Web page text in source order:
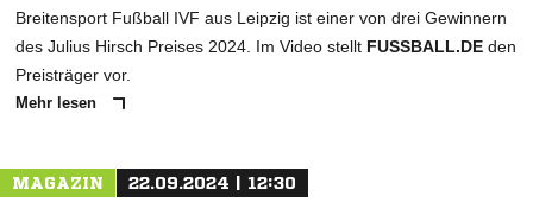
Breitensport Fußball IVF aus Leipzig ist einer von drei Gewinnern
des Julius Hirsch Preises 2024. Im Video stellt FUSSBALL.DE den
Preisträger vor.
Mehr lesen
MAGAZIN 22.09.2024 | 12:30